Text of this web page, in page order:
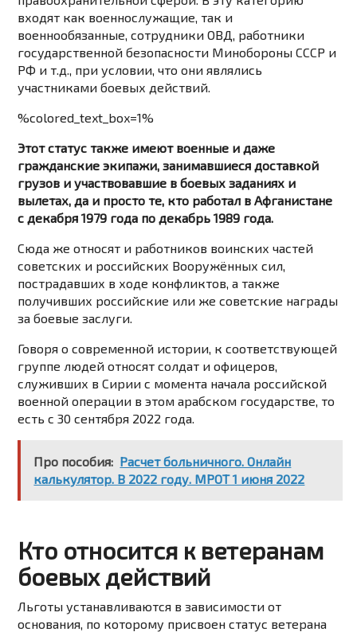
входят как военнослужащие, так и
военнообязанные, сотрудники ОВД, работники
государственной безопасности Минобороны СССР и
РФ и т.д., при условии, что они являлись
участниками боевых действий.
%colored_text_box=1%
Этот статус также имеют военные и даже
гражданские экипажи, занимавшиеся доставкой
грузов и участвовавшие в боевых заданиях и
вылетах, да и просто те, кто работал в Афганистане
с декабря 1979 года по декабрь 1989 года.
Сюда же относят и работников воинских частей
советских и российских Вооружённых сил,
пострадавших в ходе конфликтов, а также
получивших российские или же советские награды
за боевые заслуги.
Говоря о современной истории, к соответствующей
группе людей относят солдат и офицеров,
служивших в Сирии с момента начала российской
военной операции в этом арабском государстве, то
есть с 30 сентября 2022 года.
Про пособия: Расчет больничного. Онлайн
калькулятор. В 2022 году. МРОТ 1 июня 2022
Кто относится к ветеранам
боевых действий
Льготы устанавливаются в зависимости от
основания, по которому присвоен статус ветерана